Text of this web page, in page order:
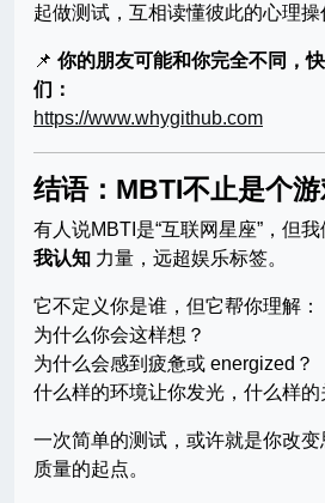
起做测试，互相读懂彼此的心理操
📌 你的朋友可能和你完全不同，
们：
https://www.whygithub.com
结语：MBTI不止是个
有人说MBTI是“互联网星座”，但
我认知 力量，远超娱乐标签。
它不定义你是谁，但它帮你理解：
为什么你会这样想？
为什么会感到疲惫或 energized？
什么样的环境让你发光，什么样的
一次简单的测试，或许就是你改
质量的起点。